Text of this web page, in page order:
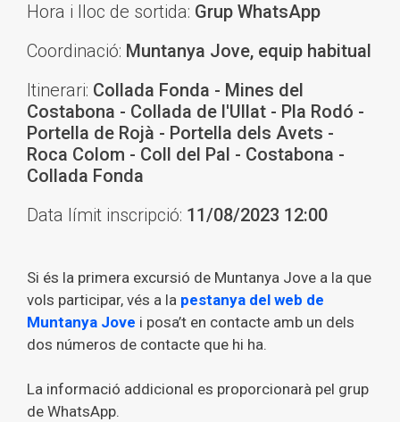
Hora i lloc de sortida: Grup WhatsApp
Coordinació: Muntanya Jove, equip habitual
Itinerari: Collada Fonda - Mines del
Costabona - Collada de l'Ullat - Pla Rodó -
Portella de Rojà - Portella dels Avets -
Roca Colom - Coll del Pal - Costabona -
Collada Fonda
Data límit inscripció: 11/08/2023 12:00
Si és la primera excursió de Muntanya Jove a la que
vols participar, vés a la pestanya del web de
Muntanya Jove i posa’t en contacte amb un dels
dos números de contacte que hi ha.
La informació addicional es proporcionarà pel grup
de WhatsApp.